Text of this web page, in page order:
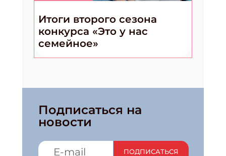
Итоги второго сезона
конкурса «Это у нас
семейное»
Подписаться на
новости
ПОДПИСАТЬСЯ